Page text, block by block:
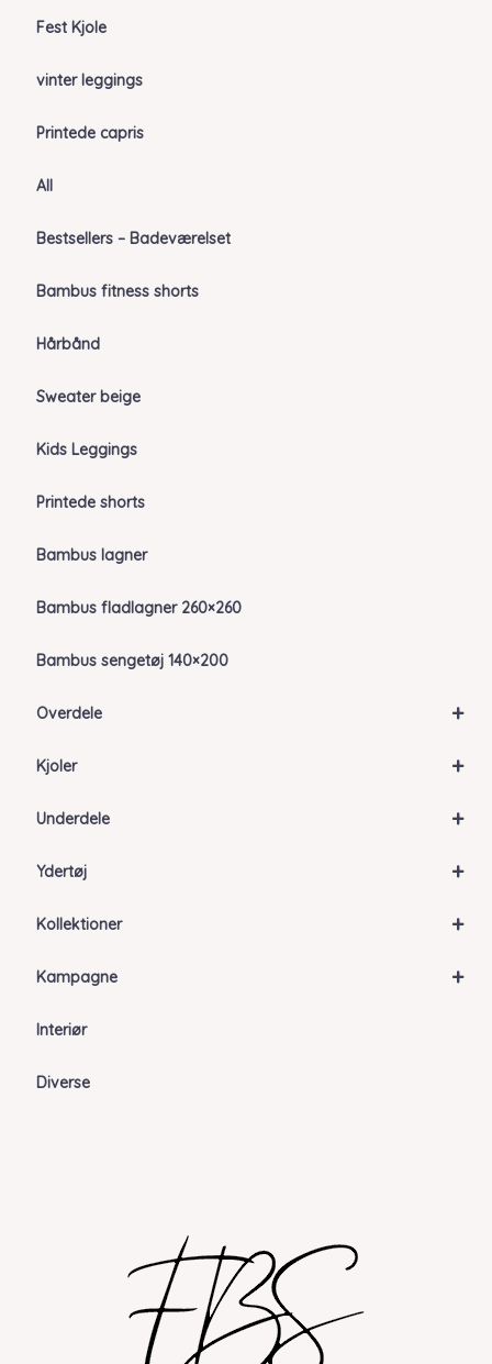
Fest Kjole
vinter leggings
Printede capris
All
Bestsellers – Badeværelset
Bambus fitness shorts
Hårbånd
Sweater beige
Kids Leggings
Printede shorts
Bambus lagner
Bambus fladlagner 260×260
Bambus sengetøj 140×200
+
Overdele
+
Kjoler
+
Underdele
+
Ydertøj
+
Kollektioner
+
Kampagne
Interiør
Diverse